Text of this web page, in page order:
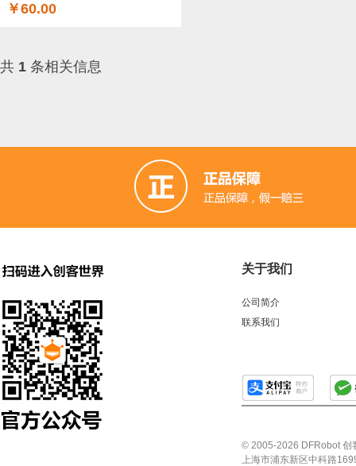
￥60.00
共 1 条相关信息
关于我们
公司简介
联系我们
© 2005-2026 DFRobot 创
上海市浦东新区中科路